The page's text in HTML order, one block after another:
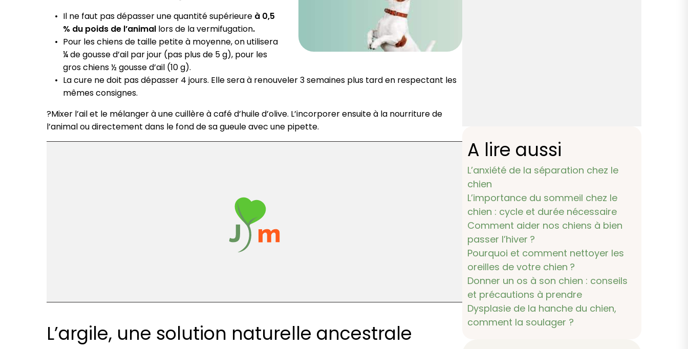
Il ne faut pas dépasser une quantité supérieureà 0,5
% du poids de l’animal lors de la vermifugation.
Pour les chiens de taille petite à moyenne, on utilisera
¼ de gousse d’ail par jour (pas plus de 5 g), pour les
gros chiens ½ gousse d’ail (10 g).
La cure ne doit pas dépasser 4 jours. Elle sera à renouveler 3 semaines plus tard en respectant les
mêmes consignes.
?Mixer l’ail et le mélanger à une cuillère à café d’huile d’olive. L’incorporer ensuite à la nourriture de
l’animal ou directement dans le fond de sa gueule avec une pipette.
L’argile, une solution naturelle ancestrale
A lire aussi
L’anxiété de la séparation chez le
chien
L’importance du sommeil chez le
chien : cycle et durée nécessaire
Comment aider nos chiens à bien
passer l’hiver ?
Pourquoi et comment nettoyer les
oreilles de votre chien ?
Donner un os à son chien : conseils
et précautions à prendre
Dysplasie de la hanche du chien,
comment la soulager ?